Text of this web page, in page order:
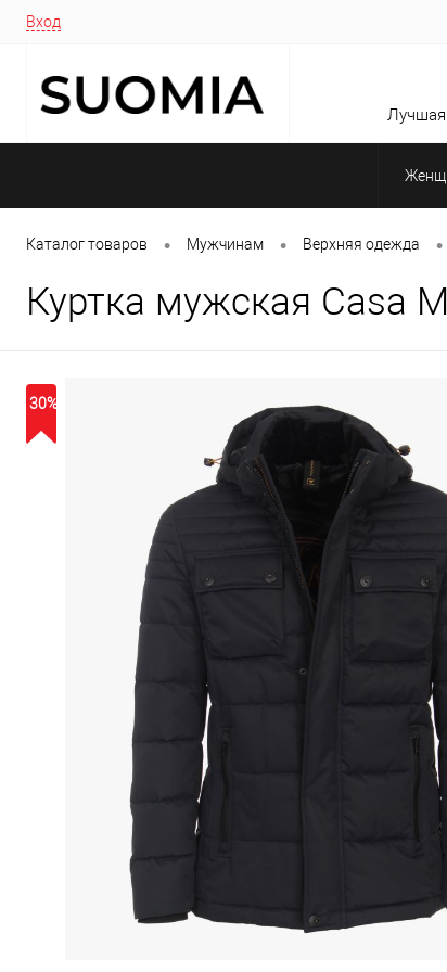
Вход
Лучшая
Каталог товаров • Мужчинам • Верхняя одежда •
Куртка мужская Casa
30%